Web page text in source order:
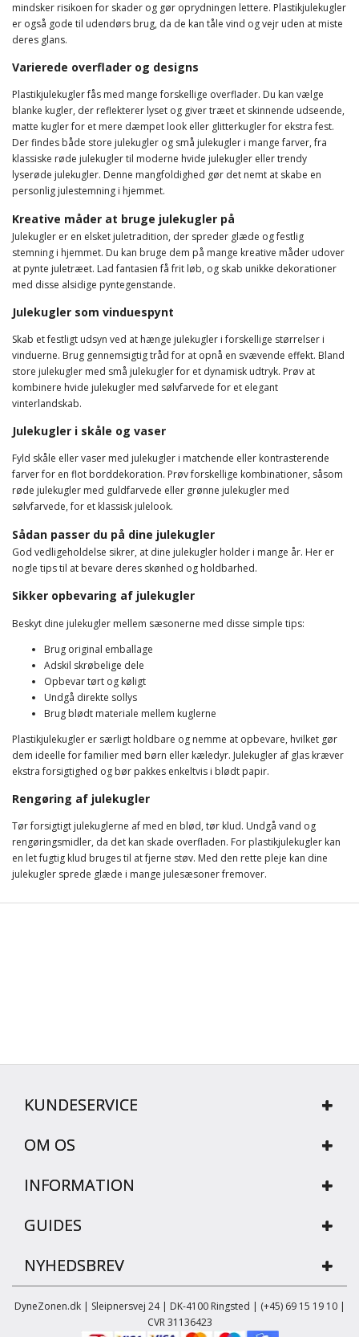
mindsker risikoen for skader og gør oprydningen lettere. Plastikjulekugler
er også gode til udendørs brug, da de kan tåle vind og vejr uden at miste
deres glans.
Varierede overflader og designs
Plastikjulekugler fås med mange forskellige overflader. Du kan vælge
blanke kugler, der reflekterer lyset og giver træet et skinnende udseende,
matte kugler for et mere dæmpet look eller glitterkugler for ekstra fest.
Der findes både store julekugler og små julekugler i mange farver, fra
klassiske røde julekugler til moderne hvide julekugler eller trendy
lyserøde julekugler. Denne mangfoldighed gør det nemt at skabe en
personlig julestemning i hjemmet.
Kreative måder at bruge julekugler på
Julekugler er en elsket juletradition, der spreder glæde og festlig
stemning i hjemmet. Du kan bruge dem på mange kreative måder udover
at pynte juletræet. Lad fantasien få frit løb, og skab unikke dekorationer
med disse alsidige pyntegenstande.
Julekugler som vinduespynt
Skab et festligt udsyn ved at hænge julekugler i forskellige størrelser i
vinduerne. Brug gennemsigtig tråd for at opnå en svævende effekt. Bland
store julekugler med små julekugler for et dynamisk udtryk. Prøv at
kombinere hvide julekugler med sølvfarvede for et elegant
vinterlandskab.
Julekugler i skåle og vaser
Fyld skåle eller vaser med julekugler i matchende eller kontrasterende
farver for en flot borddekoration. Prøv forskellige kombinationer, såsom
røde julekugler med guldfarvede eller grønne julekugler med
sølvfarvede, for et klassisk julelook.
Sådan passer du på dine julekugler
God vedligeholdelse sikrer, at dine julekugler holder i mange år. Her er
nogle tips til at bevare deres skønhed og holdbarhed.
Sikker opbevaring af julekugler
Beskyt dine julekugler mellem sæsonerne med disse simple tips:
Brug original emballage
Adskil skrøbelige dele
Opbevar tørt og køligt
Undgå direkte sollys
Brug blødt materiale mellem kuglerne
Plastikjulekugler er særligt holdbare og nemme at opbevare, hvilket gør
dem ideelle for familier med børn eller kæledyr. Julekugler af glas kræver
ekstra forsigtighed og bør pakkes enkeltvis i blødt papir.
Rengøring af julekugler
Tør forsigtigt julekuglerne af med en blød, tør klud. Undgå vand og
rengøringsmidler, da det kan skade overfladen. For plastikjulekugler kan
en let fugtig klud bruges til at fjerne støv. Med den rette pleje kan dine
julekugler sprede glæde i mange julesæsoner fremover.
KUNDESERVICE
OM OS
INFORMATION
GUIDES
NYHEDSBREV
DyneZonen.dk | Sleipnersvej 24 | DK-4100 Ringsted | (+45) 69 15 19 10 |
CVR 31136423